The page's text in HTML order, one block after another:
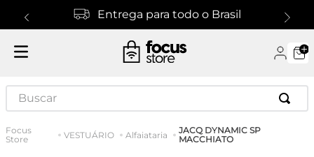
Entrega para todo o Brasil
Buscar
VESTUÁRIO Alfaiataria
JACQ DYNAMIC SP
MACCHIATO